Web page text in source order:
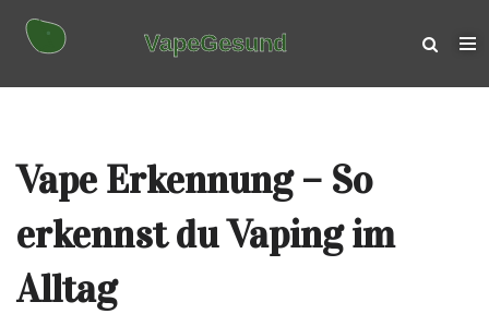
Vape Erkennung – So
erkennst du Vaping im
Alltag